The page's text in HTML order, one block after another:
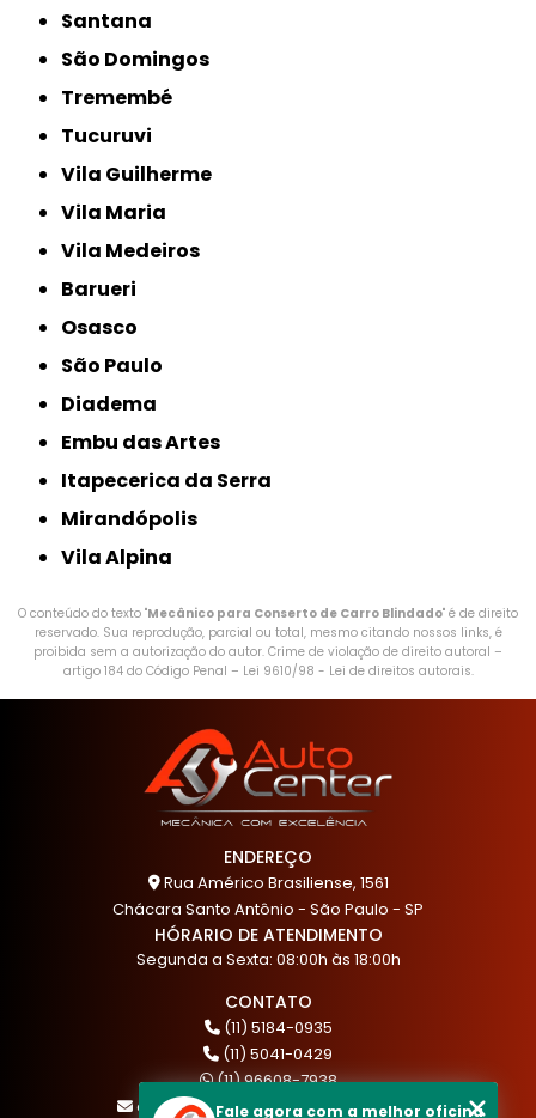
Santana
São Domingos
Tremembé
Tucuruvi
Vila Guilherme
Vila Maria
Vila Medeiros
Barueri
Osasco
São Paulo
Diadema
Embu das Artes
Itapecerica da Serra
Mirandópolis
Vila Alpina
O conteúdo do texto "Mecânico para Conserto de Carro Blindado" é de direito
reservado. Sua reprodução, parcial ou total, mesmo citando nossos links, é
proibida sem a autorização do autor. Crime de violação de direito autoral –
artigo 184 do Código Penal – Lei 9610/98 - Lei de direitos autorais.
ENDEREÇO
Rua Américo Brasiliense, 1561
Chácara Santo Antônio - São Paulo - SP
HÓRARIO DE ATENDIMENTO
Segunda a Sexta: 08:00h às 18:00h
CONTATO
(11) 5184-0935
(11) 5041-0429
(11) 96608-7938
atendimento@akautocenter.com.br
Fale agora com a melhor oficina